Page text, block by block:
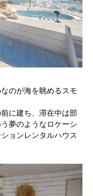
のが海を眺めるスモ
に建ち、滞在中は部
夢のようなロケーシ
ョンレンタルハウス